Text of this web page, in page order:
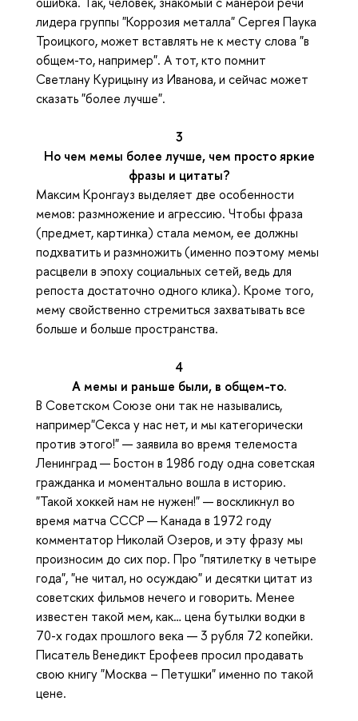
лидера группы "Коррозия металла" Сергея Паука
Троицкого, может вставлять не к месту слова "в
общем-то, например". А тот, кто помнит
Светлану Курицыну из Иванова, и сейчас может
сказать "более лучше".
3
Но чем мемы более лучше, чем просто яркие
фразы и цитаты?
Максим Кронгауз выделяет две особенности
мемов: размножение и агрессию. Чтобы фраза
(предмет, картинка) стала мемом, ее должны
подхватить и размножить (именно поэтому мемы
расцвели в эпоху социальных сетей, ведь для
репоста достаточно одного клика). Кроме того,
мему свойственно стремиться захватывать все
больше и больше пространства.
4
А мемы и раньше были, в общем-то.
В Советском Союзе они так не назывались,
например"Секса у нас нет, и мы категорически
против этого!" — заявила во время телемоста
Ленинград — Бостон в 1986 году одна советская
гражданка и моментально вошла в историю.
"Такой хоккей нам не нужен!" — воскликнул во
время матча СССР — Канада в 1972 году
комментатор Николай Озеров, и эту фразу мы
произносим до сих пор. Про "пятилетку в четыре
года", "не читал, но осуждаю" и десятки цитат из
советских фильмов нечего и говорить. Менее
известен такой мем, как… цена бутылки водки в
70-х годах прошлого века — 3 рубля 72 копейки.
Писатель Венедикт Ерофеев просил продавать
свою книгу "Москва – Петушки" именно по такой
цене.